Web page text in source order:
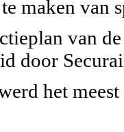
maken van
van
door
het